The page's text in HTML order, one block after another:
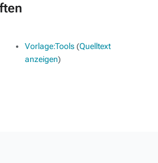
Vorlage:Tools(Quelltext
anzeigen)